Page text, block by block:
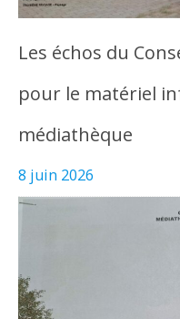
Les échos du
pour le matériel
médiathèque
8 juin 2026